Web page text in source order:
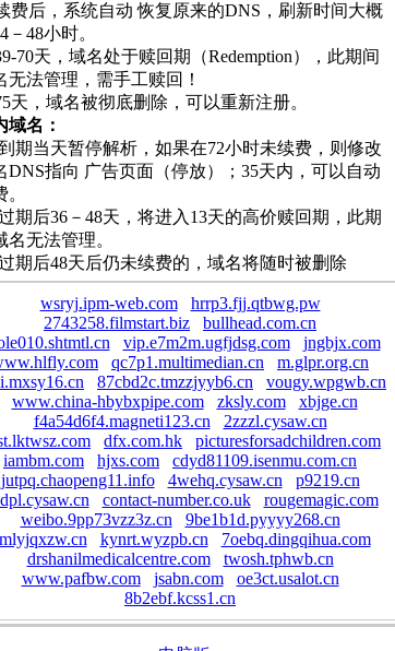
费后，系统自动 恢复原来的DNS，刷新时间大概
－48小时。
70天，域名处于赎回期（Redemption），此期间
无法管理，需手工赎回！
天，域名被彻底删除，可以重新注册。
域名：
期当天暂停解析，如果在72小时未续费，则修改
DNS指向 广告页面（停放）；35天内，可以自动
期后36－48天，将进入13天的高价赎回期，此期
名无法管理。
期后48天后仍未续费的，域名将随时被删除
wsryj.ipm-web.com
hrrp3.fjj.qtbwg.pw
2743258.filmstart.biz
bullhead.com.cn
vip.e7m2m.ugfjdsg.com
jngbjx.com
qc7p1.multimedian.cn
m.glpr.org.cn
87cbd2c.tmzzjyyb6.cn
vougy.wpgwb.cn
www.china-hbybxpipe.com
zksly.com
xbjge.cn
f4a54d6f4.magneti123.cn
2zzzl.cysaw.cn
dfx.com.hk
picturesforsadchildren.com
iambm.com
hjxs.com
cdyd81109.isenmu.com.cn
jutpq.chaopeng11.info
4wehq.cysaw.cn
p9219.cn
contact-number.co.uk
rougemagic.com
weibo.9pp73vzz3z.cn
9be1b1d.pyyyy268.cn
kynrt.wyzpb.cn
7oebq.dingqihua.com
drshanilmedicalcentre.com
twosh.tphwb.cn
www.pafbw.com
jsabn.com
oe3ct.usalot.cn
8b2ebf.kcss1.cn